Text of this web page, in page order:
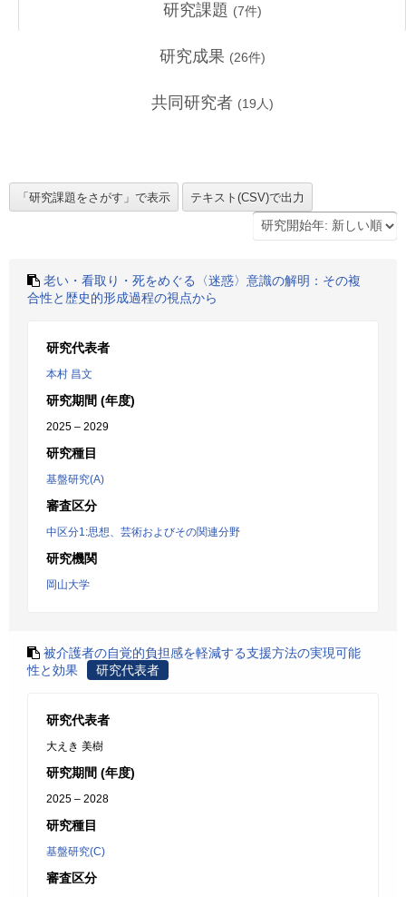
研究課題 (7件)
研究成果 (26件)
共同研究者 (19 人)
老い・看取り・死をめぐる〈迷惑〉意識の解明：その複
合性と歴史的形成過程の視点から
研究代表者
本村 昌文
研究期間 (年度)
2025 – 2029
研究種目
基盤研究(A)
審査区分
中区分1:思想、芸術およびその関連分野
研究機関
岡山大学
被介護者の自覚的負担感を軽減する支援方法の実現可能
性と効果
研究代表者
研究代表者
大えき 美樹
研究期間 (年度)
2025 – 2028
研究種目
基盤研究(C)
審査区分